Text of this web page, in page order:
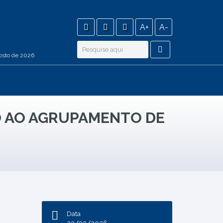
de 2026
A+ A-
AGRUPAMENTO DE
Data